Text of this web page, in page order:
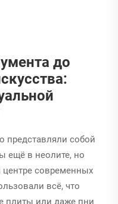
до
представляли собой
ещё в неолите, но
центре современных
всё, что
плиты или даже пни